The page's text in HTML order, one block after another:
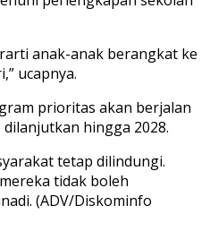
anak-anak berangkat ke
ucapnya.
prioritas akan berjalan
hingga 2028.
tetap dilindungi.
tidak boleh
(ADV/Diskominfo